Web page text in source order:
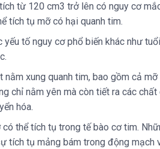
từ 120 cm3 trở lên có nguy cơ
tích tụ mỡ có hại quanh tim.
yếu tố nguy cơ phổ biến khác như
xung quanh tim, bao gồm cả
chỉ nằm yên mà còn tiết ra các
hóa.
thể tích tụ trong tế bào cơ tim.
tích tụ mảng bám trong động